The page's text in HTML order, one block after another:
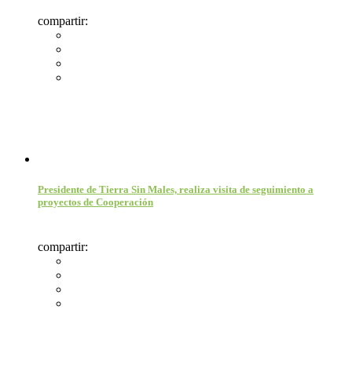
compartir:
Presidente de Tierra Sin Males, realiza visita de seguimiento a
proyectos de Cooperación
compartir: